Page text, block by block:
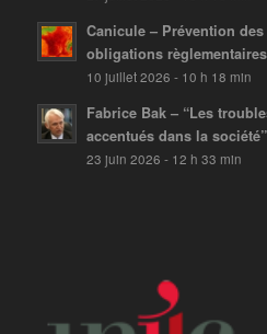
Canicule – Prévention
obligations règlementaires
10 juillet 2026 - 10 h 18 min
Fabrice Bak – “Les
accentués dans la société”
23 juin 2026 - 12 h 33 min